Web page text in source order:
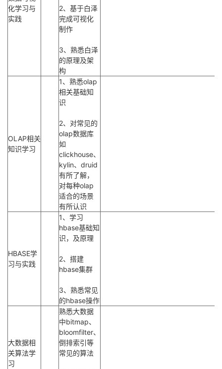
化学习与
实践
2、基于白泽
完成可视化
制作
3、熟悉白泽
的原理及架
构
OLAP相关
知识学习
1、熟悉olap
相关基础知
识
2、对常见的
olap数据库
如
clickhouse、
kylin、druid
有所了解，
对每种olap
适合的场景
有所认识
HBASE学
习与实践
1、学习
hbase基础知
识，及原理
2、搭建
hbase集群
3、熟悉常见
的hbase操作
大数据相
关算法学
习
熟悉大数据
中bitmap、
bloomfilter、
倒排索引等
常见的算法